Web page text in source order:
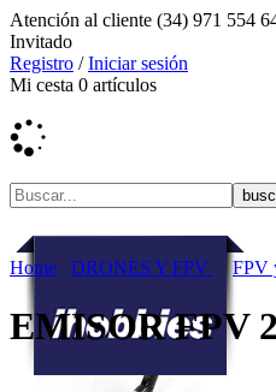
Atención al cliente (34) 971 554
Invitado
Registro /Iniciar sesión
Mi cesta 0 artículos
Home DRONES Y FPV FPV
EMISOR FPV